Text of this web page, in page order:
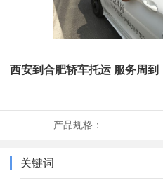
西安到合肥轿车托运 服务周到
产品规格：
关键词